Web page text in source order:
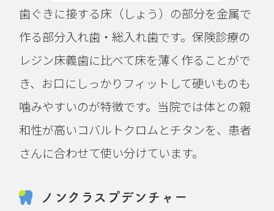
歯ぐきに接する床（しょう）の部分を金属で
作る部分入れ歯・総入れ歯です。保険診療の
レジン床義歯に比べて床を薄く作ることがで
き、お口にしっかりフィットして硬いものも
噛みやすいのが特徴です。当院では体との親
和性が高いコバルトクロムとチタンを、患者
さんに合わせて使い分けています。
ノンクラスプデンチャー